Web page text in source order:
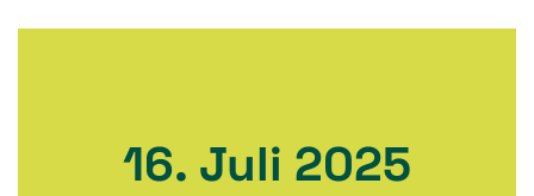
16. Juli 2025